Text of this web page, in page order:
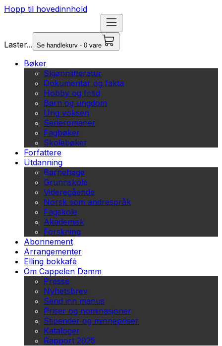
Hopp til hovedinnhold
Laster... Se handlekurv - 0 vare
Bøker
Skjønnlitteratur
Dokumentar og fakta
Hobby og fritid
Barn og ungdom
Ung voksen
Serieromaner
Fagbøker
Skolebøker
Forfattere
Utdanning
Barnehage
Grunnskole
Videregående
Norsk som andrespråk
Fagskole
Akademisk
Forskning
Abonnement
Arrangementer
Elling bokkafé
Om Cappelen Damm
Presse
Nyhetsbrev
Send inn manus
Priser og nominasjoner
Stipender og minnepriser
Kataloger
Rapport 2025